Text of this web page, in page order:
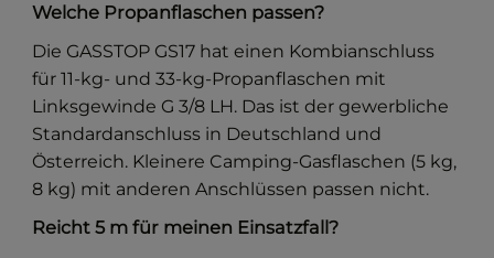
Welche Propanflaschen passen?
Die GASSTOP GS17 hat einen Kombianschluss
für 11-kg- und 33-kg-Propanflaschen mit
Linksgewinde G 3/8 LH. Das ist der gewerbliche
Standardanschluss in Deutschland und
Österreich. Kleinere Camping-Gasflaschen (5 kg,
8 kg) mit anderen Anschlüssen passen nicht.
Reicht 5 m für meinen Einsatzfall?